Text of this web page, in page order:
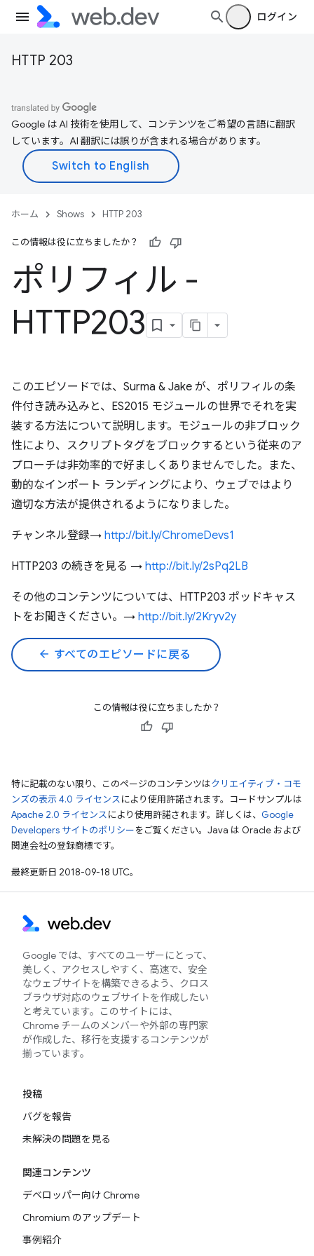
ログイン
HTTP 203
Google は AI 技術を使用して、コンテンツをご希望の言語に翻訳
しています。AI 翻訳には誤りが含まれる場合があります。
ホーム Shows HTTP 203
この情報は役に立ちましたか？
ポリフィル -
HTTP203
このエピソードでは、Surma & Jake が、ポリフィルの条
件付き読み込みと、ES2015 モジュールの世界でそれを実
装する方法について説明します。モジュールの非ブロック
性により、スクリプトタグをブロックするという従来のア
プローチは非効率的で好ましくありませんでした。また、
動的なインポート ランディングにより、ウェブではより
適切な方法が提供されるようになりました。
チャンネル登録→ http://bit.ly/ChromeDevs1
HTTP203 の続きを見る → http://bit.ly/2sPq2LB
その他のコンテンツについては、HTTP203 ポッドキャス
トをお聞きください。→ http://bit.ly/2Kryv2y
arrow_back すべてのエピソードに戻る
この情報は役に立ちましたか？
特に記載のない限り、このページのコンテンツはクリエイティブ・コモ
ンズの表示 4.0 ライセンスにより使用許諾されます。コードサンプルは
Apache 2.0 ライセンスにより使用許諾されます。詳しくは、 Google
Developers サイトのポリシーをご覧ください。Java は Oracle および
関連会社の登録商標です。
最終更新日 2018-09-18 UTC。
Google では、すべてのユーザーにとって、
美しく、アクセスしやすく、高速で、安全
なウェブサイトを構築できるよう、クロス
ブラウザ対応のウェブサイトを作成したい
と考えています。このサイトには、
Chrome チームのメンバーや外部の専門家
が作成した、移行を支援するコンテンツが
揃っています。
投稿
バグを報告
未解決の問題を見る
関連コンテンツ
デベロッパー向け Chrome
Chromium のアップデート
事例紹介